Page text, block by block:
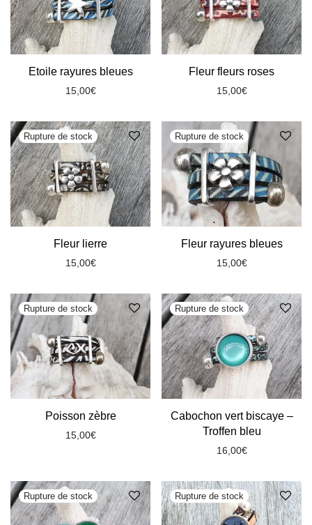
Etoile rayures bleues
15,00€
Fleur fleurs roses
15,00€
Fleur lierre
15,00€
Fleur rayures bleues
15,00€
Poisson zèbre
15,00€
Cabochon vert biscaye –
Troffen bleu
16,00€